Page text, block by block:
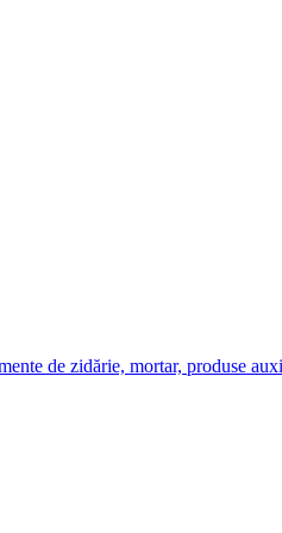
de zidărie, mortar, produse